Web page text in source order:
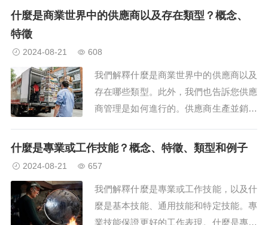
麼？在商業世界中，完全屬於組織員工並
什麼是商業世界中的供應商以及存在類型？概念、
特徵
2024-08-21 608
我們解釋什麼是商業世界中的供應商以及
存在哪些類型。此外，我們也告訴您供應
商管理是如何進行的。供應商生產並銷售
商業和專業領域，供應商是滿足另一個組
始或繼續生產工作所需的物資和服務的
人。「提供者」...
什麼是專業或工作技能？概念、特徵、類型和例子
2024-08-21 657
我們解釋什麼是專業或工作技能，以及什
麼是基本技能、通用技能和特定技能。專
業技能保證更好的工作表現。什麼是專業